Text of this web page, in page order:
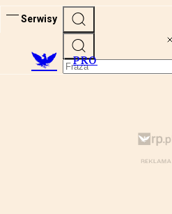
Serwisy
PRO